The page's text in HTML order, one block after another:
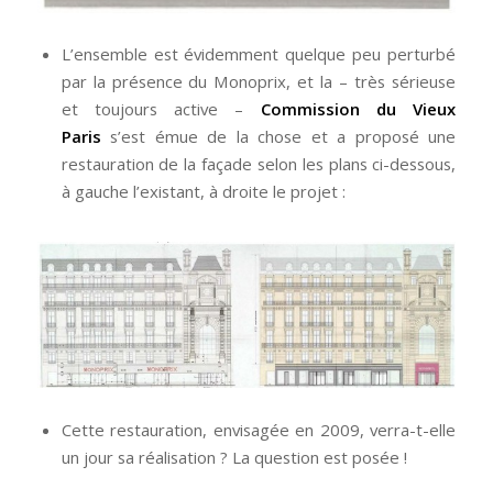
L’ensemble est évidemment quelque peu perturbé
par la présence du Monoprix, et la – très sérieuse
et toujours active – Commission du Vieux
Paris s’est émue de la chose et a proposé une
restauration de la façade selon les plans ci-dessous,
à gauche l’existant, à droite le projet :
Cette restauration, envisagée en 2009, verra-t-elle
un jour sa réalisation ? La question est posée !